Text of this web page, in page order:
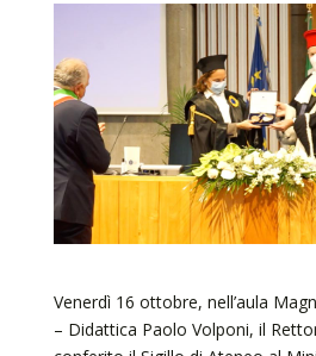
Venerdì 16 ottobre, nell’aula
– Didattica Paolo Volponi, il